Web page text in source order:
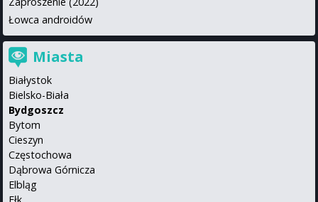
Łowca androidów
Miasta
Białystok
Bielsko-Biała
Bydgoszcz
Bytom
Cieszyn
Częstochowa
Dąbrowa Górnicza
Elbląg
Ełk